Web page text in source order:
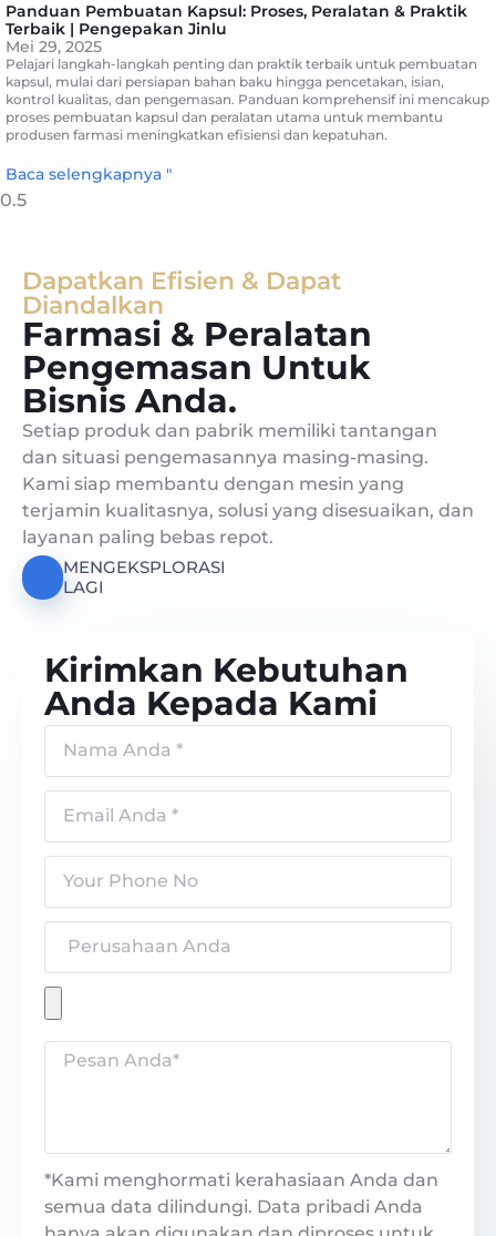
Panduan Pembuatan Kapsul: Proses, Peralatan & Praktik
Terbaik | Pengepakan Jinlu
Mei 29, 2025
Pelajari langkah-langkah penting dan praktik terbaik untuk pembuatan
kapsul, mulai dari persiapan bahan baku hingga pencetakan, isian,
kontrol kualitas, dan pengemasan. Panduan komprehensif ini mencakup
proses pembuatan kapsul dan peralatan utama untuk membantu
produsen farmasi meningkatkan efisiensi dan kepatuhan.
Baca selengkapnya "
Dapatkan Efisien & Dapat
Diandalkan
Farmasi & Peralatan
Pengemasan Untuk
Bisnis Anda.
Setiap produk dan pabrik memiliki tantangan
dan situasi pengemasannya masing-masing.
Kami siap membantu dengan mesin yang
terjamin kualitasnya, solusi yang disesuaikan, dan
layanan paling bebas repot.
MENGEKSPLORASI
LAGI
Kirimkan Kebutuhan
Anda Kepada Kami
*Kami menghormati kerahasiaan Anda dan
semua data dilindungi. Data pribadi Anda